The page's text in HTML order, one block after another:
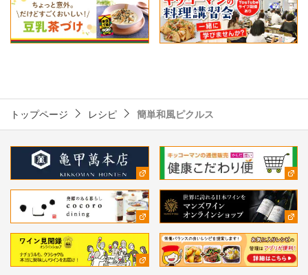
トップページ レシピ 簡単和風ピクルス